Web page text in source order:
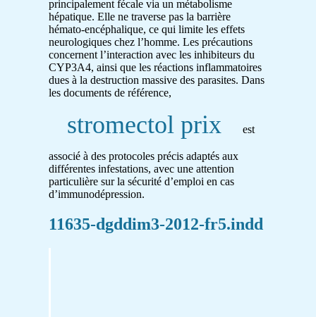
principalement fécale via un métabolisme
hépatique. Elle ne traverse pas la barrière
hémato-encéphalique, ce qui limite les effets
neurologiques chez l’homme. Les précautions
concernent l’interaction avec les inhibiteurs du
CYP3A4, ainsi que les réactions inflammatoires
dues à la destruction massive des parasites. Dans
les documents de référence,
stromectol prix est
associé à des protocoles précis adaptés aux
différentes infestations, avec une attention
particulière sur la sécurité d’emploi en cas
d’immunodépression.
11635-dgddim3-2012-fr5.indd